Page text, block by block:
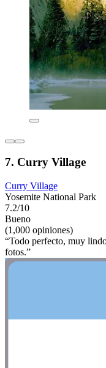
7. Curry Village
Curry Village
Yosemite National Park
7.2/10
Bueno
(1,000 opiniones)
“Todo perfecto, muy
fotos.”